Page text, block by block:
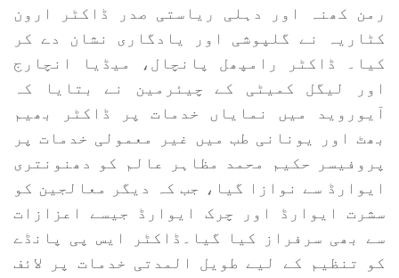
رمن کھنہ اور دہلی ریاستی صدر ڈاکٹر ارون
کٹاریہ نے گلپوشی اور یادگاری نشان دے کر
کیا۔ ڈاکٹر رامپھل پانچال، میڈیا انچارج
اور لیگل کمیٹی کے چیئرمین نے بتایا کہ
آیوروید میں نمایاں خدمات پر ڈاکٹر بھیم
بھٹ اور یونانی طب میں غیر معمولی خدمات پر
پروفیسر حکیم محمد مظاہر عالم کو دھنونتری
ایوارڈ سے نوازا گیا، جب کہ دیگر معالجین کو
سشرت ایوارڈ اور چرک ایوارڈ جیسے اعزازات
سے بھی سرفراز کیا گیا۔ڈاکٹر ایس پی پانڈے
کو تنظیم کے لیے طویل المدتی خدمات پر لائف